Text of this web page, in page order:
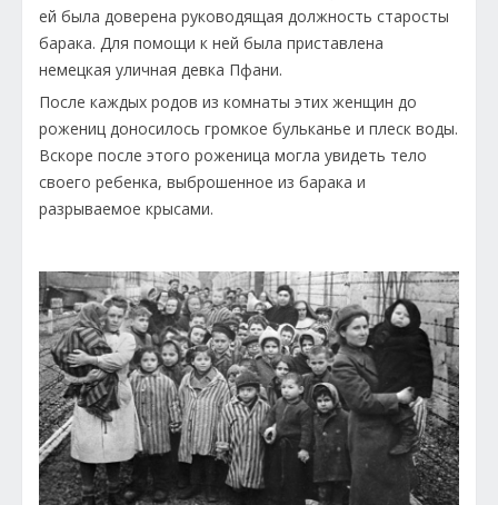
ей была доверена руководящая должность старосты
барака. Для помощи к ней была приставлена
немецкая уличная девка Пфани.
После каждых родов из комнаты этих женщин до
рожениц доносилось громкое бульканье и плеск воды.
Вскоре после этого роженица могла увидеть тело
своего ребенка, выброшенное из барака и
разрываемое крысами.